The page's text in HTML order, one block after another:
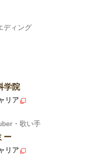
ディング
学院
リア
・歌い手
ー
リア